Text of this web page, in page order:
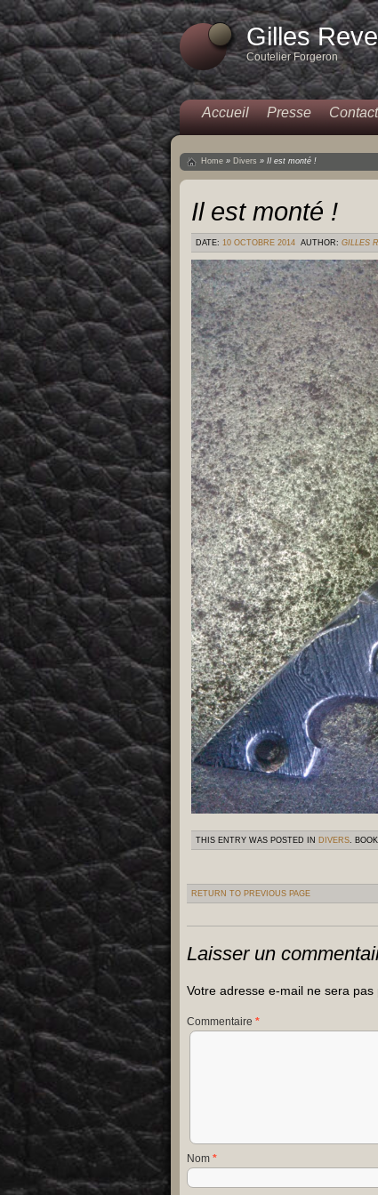
Gilles
Coutelier Forgeron
Accueil Presse Contact
Home » Divers » Il est monté !
Il est monté !
DATE: 10 OCTOBRE 2014 AUTHOR: GILLES
THIS ENTRY WAS POSTED IN DIVERS .
RETURN TO PREVIOUS PAGE
Laisser un
Votre adresse e-mail ne sera pas
Commentaire *
Nom *